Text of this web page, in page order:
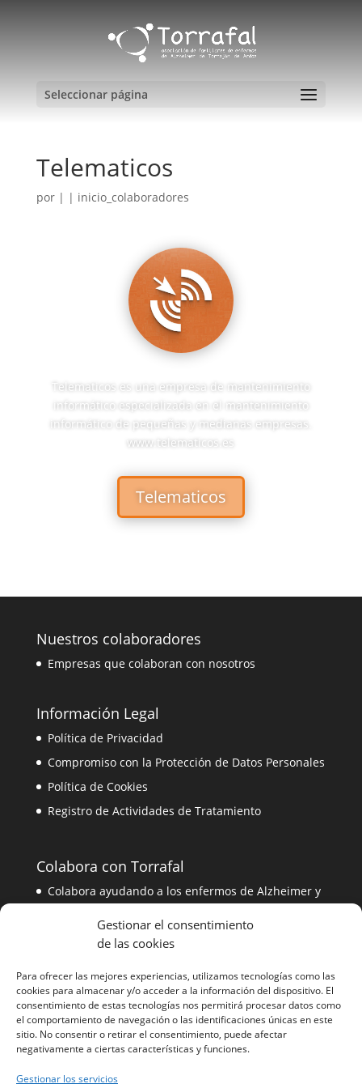
Gestionar el consentimiento
de las cookies
Para ofrecer las mejores experiencias, utilizamos tecnologías como las
cookies para almacenar y/o acceder a la información del dispositivo. El
consentimiento de estas tecnologías nos permitirá procesar datos como
el comportamiento de navegación o las identificaciones únicas en este
sitio. No consentir o retirar el consentimiento, puede afectar
negativamente a ciertas características y funciones.
Gestionar los servicios
Seleccionar página
Telematicos
por | | inicio_colaboradores
Telematicos es una empresa de mantenimiento
informático especializada en el mantenimiento
informático de pequeñas y medianas empresas.
www.telematicos.es
Telematicos
Nuestros colaboradores
Empresas que colaboran con nosotros
Información Legal
Política de Privacidad
Compromiso con la Protección de Datos Personales
Política de Cookies
Registro de Actividades de Tratamiento
Colabora con Torrafal
Colabora ayudando a los enfermos de Alzheimer y
Contacta con el equipo de Torrafal
Información